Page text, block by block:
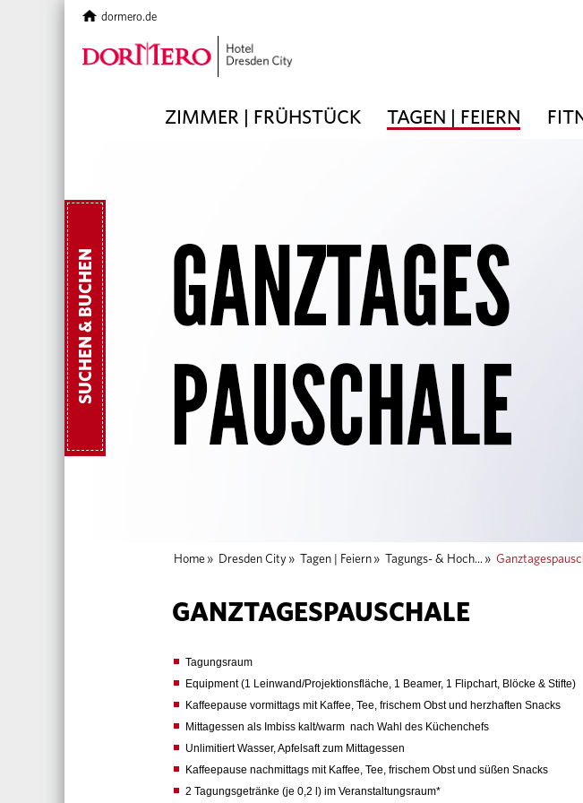
ZIMMER | FRÜHSTÜCK TAGEN | FEIERN
dormero.de
SUCHEN & BUCHEN
Home » Dresden City » Tagen | Feiern » Tagungs- & Hoch... »
GANZTAGESPAUSCHALE
Tagungsraum
Equipment (1 Leinwand/Projektionsfläche, 1 Beamer, 1 Flipchart, Blöcke & Stifte)
Kaffeepause vormittags mit Kaffee, Tee, frischem Obst und herzhaften Snacks
Mittagessen als Imbiss kalt/warm nach Wahl des Küchenchefs
Unlimitiert Wasser, Apfelsaft zum Mittagessen
Kaffeepause nachmittags mit Kaffee, Tee, frischem Obst und süßen Snacks
2 Tagungsgetränke (je 0,2 l) im Veranstaltungsraum*